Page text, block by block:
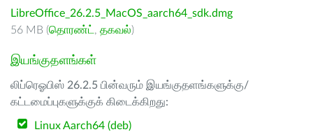
LibreOffice_26.2.5_MacOS_aarch64_sdk.dmg
56 MB (தொரண்ட் , தகவல்)
இயங்குதளங்கள்
லிப்ரெஓபிஸ் 26.2.5 பின்வரும் இயங்குதளங்களுக்கு/
கட்டமைப்புகளுக்குக் கிடைக்கிறது:
Linux Aarch64 (deb)